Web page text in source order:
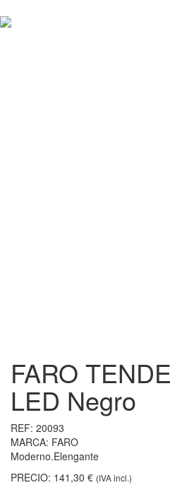
FARO
LED Negro
REF: 20093
MARCA: FARO
Moderno.Elengante
PRECIO: 141,30 € (IVA incl.)